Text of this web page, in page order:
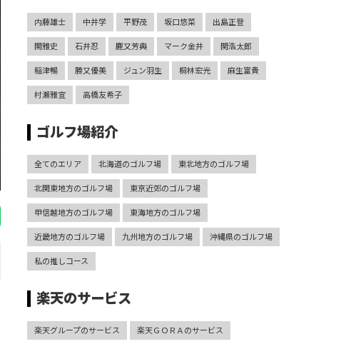
内藤雄士 中井学 平野茂 坂口悠菜 出島正登
関雅史 石井忍 鹿又芳典 マーク金井 関浩太郎
稲津暢 勝又優美 ジュン羽生 桐林宏光 麻生富貴
村瀬雅宣 高橋友希子
ゴルフ場紹介
全てのエリア 北海道のゴルフ場 東北地方のゴルフ場
北関東地方のゴルフ場 東京近郊のゴルフ場
甲信越地方のゴルフ場 東海地方のゴルフ場
近畿地方のゴルフ場 九州地方のゴルフ場 沖縄県のゴルフ場
私の推しコース
楽天のサービス
楽天グループのサービス 楽天ＧＯＲＡのサービス